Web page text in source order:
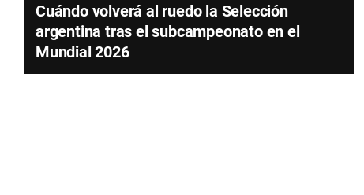
Cuándo volverá al ruedo la Selección
argentina tras el subcampeonato en el
Mundial 2026